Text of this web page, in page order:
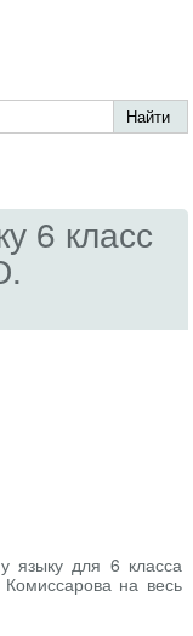
6 класс
языку для 6 класса
на весь